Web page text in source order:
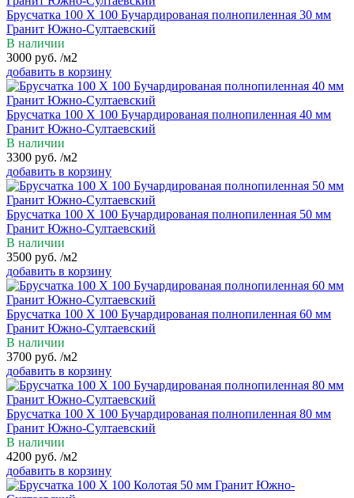
Брусчатка 100 Х 100 Бучардированая полнопиленная 30 мм
Гранит Южно-Султаевский
В наличии
3000 руб. /м2
добавить в корзину
Брусчатка 100 Х 100 Бучардированая полнопиленная 40 мм
Гранит Южно-Султаевский
В наличии
3300 руб. /м2
добавить в корзину
Брусчатка 100 Х 100 Бучардированая полнопиленная 50 мм
Гранит Южно-Султаевский
В наличии
3500 руб. /м2
добавить в корзину
Брусчатка 100 Х 100 Бучардированая полнопиленная 60 мм
Гранит Южно-Султаевский
В наличии
3700 руб. /м2
добавить в корзину
Брусчатка 100 Х 100 Бучардированая полнопиленная 80 мм
Гранит Южно-Султаевский
В наличии
4200 руб. /м2
добавить в корзину